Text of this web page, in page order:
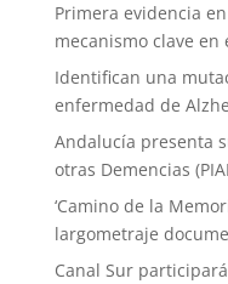
Primera evidencia
mecanismo clave en
Identifican una
enfermedad de
Andalucía presenta
otras Demencias
‘Camino de la
largometraje
Canal Sur